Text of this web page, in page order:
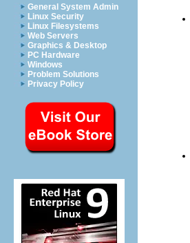
General System Admin
Linux Security
Linux Filesystems
Web Servers
Graphics & Desktop
PC Hardware
Windows
Problem Solutions
Privacy Policy